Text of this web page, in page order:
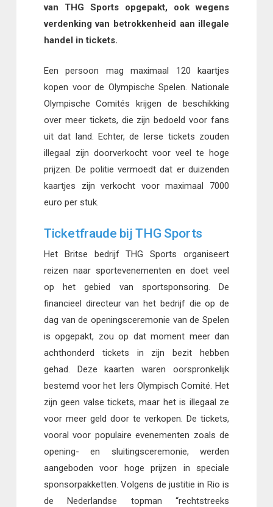
van THG Sports opgepakt, ook wegens
verdenking van betrokkenheid aan illegale
handel in tickets.
Een persoon mag maximaal 120 kaartjes
kopen voor de Olympische Spelen. Nationale
Olympische Comités krijgen de beschikking
over meer tickets, die zijn bedoeld voor fans
uit dat land. Echter, de Ierse tickets zouden
illegaal zijn doorverkocht voor veel te hoge
prijzen. De politie vermoedt dat er duizenden
kaartjes zijn verkocht voor maximaal 7000
euro per stuk.
Ticketfraude bij THG Sports
Het Britse bedrijf THG Sports organiseert
reizen naar sportevenementen en doet veel
op het gebied van sportsponsoring. De
financieel directeur van het bedrijf die op de
dag van de openingsceremonie van de Spelen
is opgepakt, zou op dat moment meer dan
achthonderd tickets in zijn bezit hebben
gehad. Deze kaarten waren oorspronkelijk
bestemd voor het Iers Olympisch Comité. Het
zijn geen valse tickets, maar het is illegaal ze
voor meer geld door te verkopen. De tickets,
vooral voor populaire evenementen zoals de
opening- en sluitingsceremonie, werden
aangeboden voor hoge prijzen in speciale
sponsorpakketten. Volgens de justitie in Rio is
de Nederlandse topman “rechtstreeks